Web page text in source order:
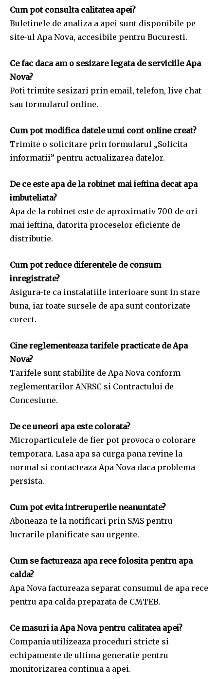
Cum pot consulta calitatea apei?
Buletinele de analiza a apei sunt disponibile pe
site-ul Apa Nova, accesibile pentru Bucuresti.
Ce fac daca am o sesizare legata de serviciile Apa
Nova?
Poti trimite sesizari prin email, telefon, live chat
sau formularul online.
Cum pot modifica datele unui cont online creat?
Trimite o solicitare prin formularul „Solicita
informatii” pentru actualizarea datelor.
De ce este apa de la robinet mai ieftina decat apa
imbuteliata?
Apa de la robinet este de aproximativ 700 de ori
mai ieftina, datorita proceselor eficiente de
distributie.
Cum pot reduce diferentele de consum
inregistrate?
Asigura-te ca instalatiile interioare sunt in stare
buna, iar toate sursele de apa sunt contorizate
corect.
Cine reglementeaza tarifele practicate de Apa
Nova?
Tarifele sunt stabilite de Apa Nova conform
reglementarilor ANRSC si Contractului de
Concesiune.
De ce uneori apa este colorata?
Microparticulele de fier pot provoca o colorare
temporara. Lasa apa sa curga pana revine la
normal si contacteaza Apa Nova daca problema
persista.
Cum pot evita intreruperile neanuntate?
Aboneaza-te la notificari prin SMS pentru
lucrarile planificate sau urgente.
Cum se factureaza apa rece folosita pentru apa
calda?
Apa Nova factureaza separat consumul de apa rece
pentru apa calda preparata de CMTEB.
Ce masuri ia Apa Nova pentru calitatea apei?
Compania utilizeaza proceduri stricte si
echipamente de ultima generatie pentru
monitorizarea continua a apei.